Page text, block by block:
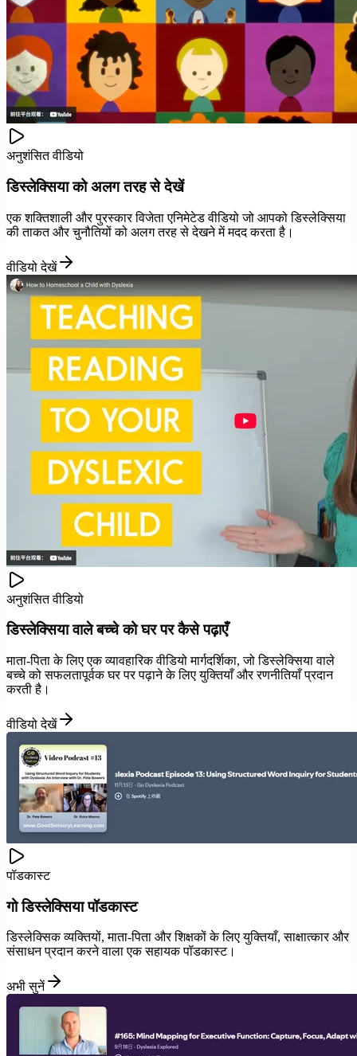
अनुशंसित वीडियो
डिस्लेक्सिया को अलग तरह से देखें
एक शक्तिशाली और पुरस्कार विजेता एनिमेटेड वीडियो जो आपको डिस्लेक्सिया
की ताकत और चुनौतियों को अलग तरह से देखने में मदद करता है।
वीडियो देखें
अनुशंसित वीडियो
डिस्लेक्सिया वाले बच्चे को घर पर कैसे पढ़ाएँ
माता-पिता के लिए एक व्यावहारिक वीडियो मार्गदर्शिका, जो डिस्लेक्सिया वाले
बच्चे को सफलतापूर्वक घर पर पढ़ाने के लिए युक्तियाँ और रणनीतियाँ प्रदान
करती है।
वीडियो देखें
पॉडकास्ट
गो डिस्लेक्सिया पॉडकास्ट
डिस्लेक्सिक व्यक्तियों, माता-पिता और शिक्षकों के लिए युक्तियाँ, साक्षात्कार और
संसाधन प्रदान करने वाला एक सहायक पॉडकास्ट।
अभी सुनें